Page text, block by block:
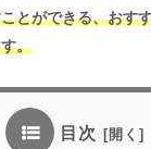
とができる、おす
。
目次